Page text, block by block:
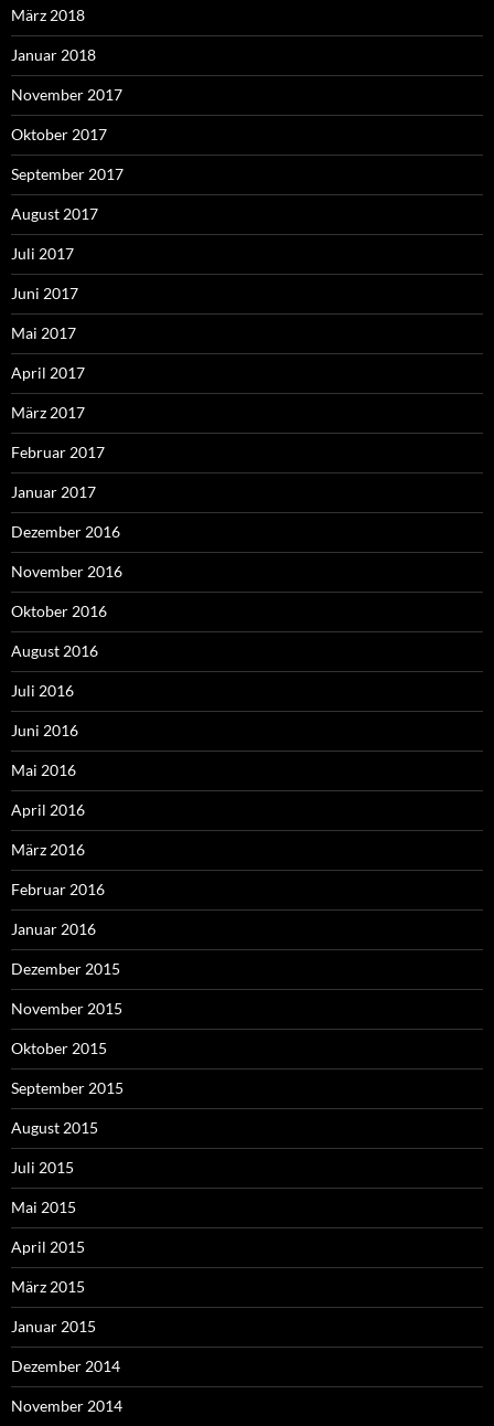
März 2018
Januar 2018
November 2017
Oktober 2017
September 2017
August 2017
Juli 2017
Juni 2017
Mai 2017
April 2017
März 2017
Februar 2017
Januar 2017
Dezember 2016
November 2016
Oktober 2016
August 2016
Juli 2016
Juni 2016
Mai 2016
April 2016
März 2016
Februar 2016
Januar 2016
Dezember 2015
November 2015
Oktober 2015
September 2015
August 2015
Juli 2015
Mai 2015
April 2015
März 2015
Januar 2015
Dezember 2014
November 2014